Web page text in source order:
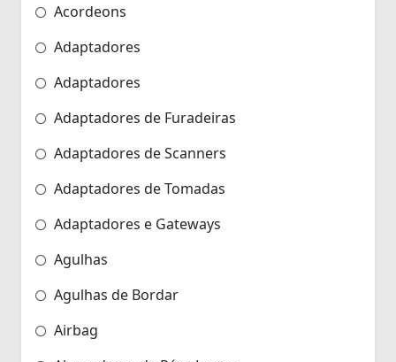
Acordeons
Adaptadores
Adaptadores
Adaptadores de Furadeiras
Adaptadores de Scanners
Adaptadores de Tomadas
Adaptadores e Gateways
Agulhas
Agulhas de Bordar
Airbag